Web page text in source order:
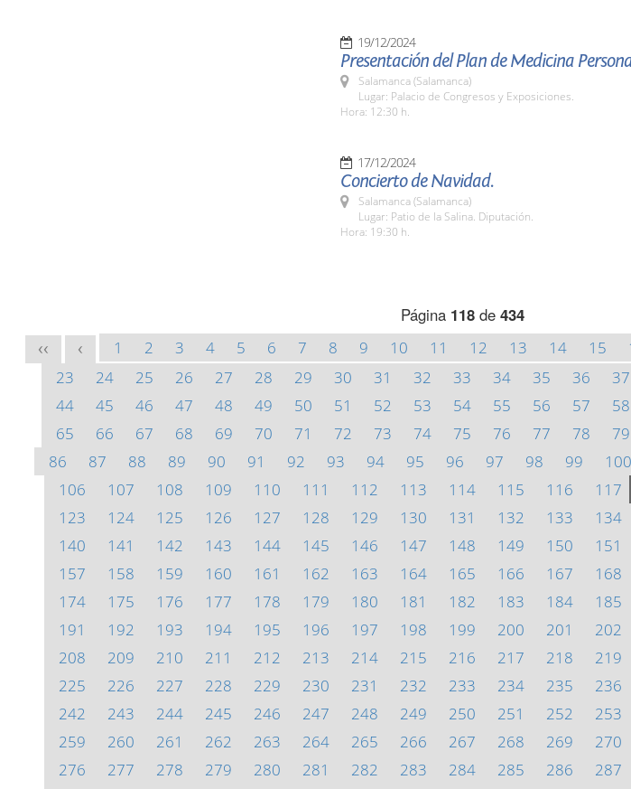
19/12/2024
Presentación del Plan de Medicina
Salamanca (Salamanca)
Lugar: Palacio de Congresos y Exposiciones.
Hora: 12:30 h.
17/12/2024
Concierto de Navidad.
Salamanca (Salamanca)
Lugar: Patio de la Salina. Diputación.
Hora: 19:30 h.
Página 118de 434
<< < 1 2 3 4 5 6 7 8 9 10 11 12 13 14 15
23
24 25 26 27 28 29 30 31 32 33 34 35 36 37
44
45 46 47 48 49 50 51 52 53 54 55 56 57 58
65
66 67 68 69 70 71 72 73 74 75 76 77 78 79
86
87 88 89 90 91 92 93 94 95 96 97 98 99 100
106
107 108 109 110 111 112 113 114 115 116 117
123
124 125 126 127 128 129 130 131 132 133 134
140
141 142 143 144 145 146 147 148 149 150 151
157
158 159 160 161 162 163 164 165 166 167 168
174
175 176 177 178 179 180 181 182 183 184 185
191
192 193 194 195 196 197 198 199 200 201 202
208
209 210 211 212 213 214 215 216 217 218 219
225
226 227 228 229 230 231 232 233 234 235 236
242
243 244 245 246 247 248 249 250 251 252 253
259
260 261 262 263 264 265 266 267 268 269 270
276
277 278 279 280 281 282 283 284 285 286 287